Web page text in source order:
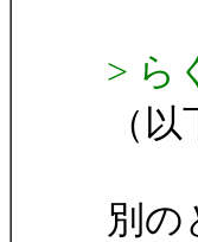
> ら
（以
別の